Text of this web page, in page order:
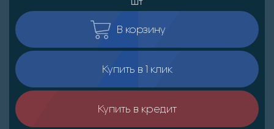
шт
В корзину
Купить в 1 клик
Купить в кредит